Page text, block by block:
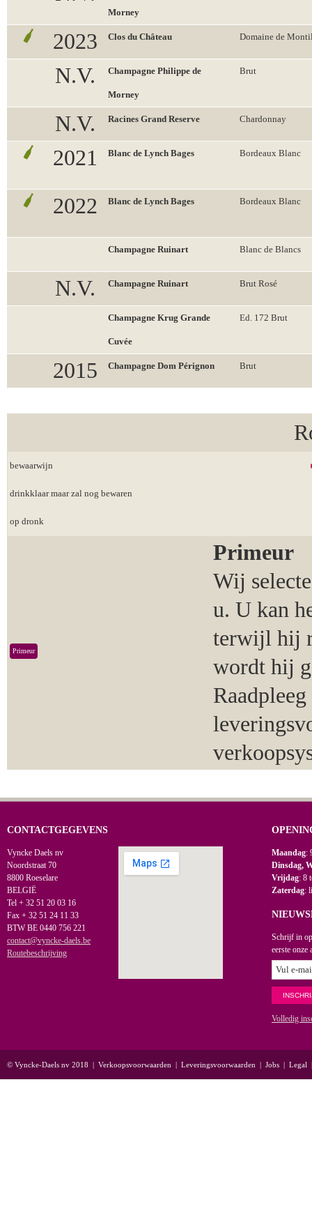
Morney
2023 Clos du Château Domaine de
N.V. Champagne Philippe de
Morney
Brut
N.V. Racines Grand Reserve Chardonnay
2021 Blanc de Lynch Bages Bordeaux Blanc
2022 Blanc de Lynch Bages Bordeaux Blanc
Champagne Ruinart Blanc de Blancs
N.V. Champagne Ruinart Brut Rosé
Champagne Krug Grande
Cuvée
Ed. 172 Brut
2015 Champagne Dom Pérignon Brut
bewaarwijn
drinkklaar maar zal nog bewaren
op dronk
Primeur
Primeur
Wij
u. U kan
terwijl hij
wordt hij
CONTACTGEGEVENS
Vyncke Daels nv
Noordstraat 70
8800 Roeselare
BELGIË
Tel + 32 51 20 03 16
Fax + 32 51 24 11 33
BTW BE 0440 756 221
contact@vyncke-daels.be
Routebeschrijving
Maandag:
Dinsdag,
Vrijdag: 8
Zaterdag:
Schrijf in
eerste onze
Volledig
© Vyncke-Daels nv 2018 | Verkoopsvoorwaarden | Leveringsvoorwaarden | Jobs | Legal